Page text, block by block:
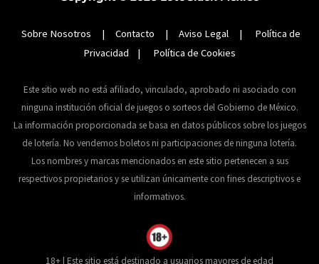
Sobre Nosotros | Contacto | Aviso Legal| Política de
Privacidad | Política de Cookies
Este sitio web no está afiliado, vinculado, aprobado ni asociado con
ninguna institución oficial de juegos o sorteos del Gobierno de México.
La información proporcionada se basa en datos públicos sobre los juegos
de lotería. No vendemos boletos ni participaciones de ninguna lotería.
Los nombres y marcas mencionados en este sitio pertenecen a sus
respectivos propietarios y se utilizan únicamente con fines descriptivos e
informativos.
18+ | Este sitio está destinado a usuarios mayores de edad